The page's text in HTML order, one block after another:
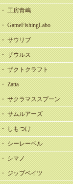
・ 工房青嶋
・ GameFishingLabo
・ サウリブ
・ ザウルス
・ ザクトクラフト
・ Zatta
・ サクラマススプーン
・ サムルアーズ
・ しもつけ
・ シーレーベル
・ シマノ
・ ジップベイツ